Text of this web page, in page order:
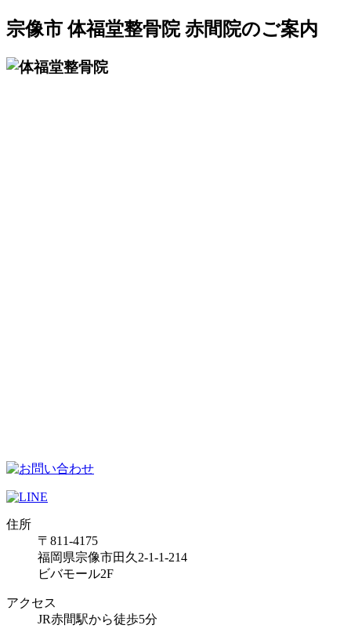
宗像市 体福堂整骨院 赤間院のご案内
住所
〒811-4175
福岡県宗像市田久2-1-1-214
ビバモール2F
アクセス
JR赤間駅から徒歩5分